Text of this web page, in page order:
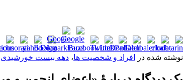
نوشته شده در افراد و شخصیت ها، دهه بیست خورشیدی